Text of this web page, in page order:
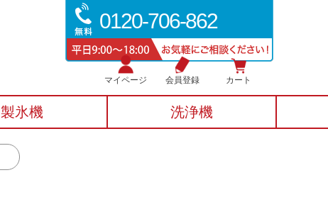
0120-706-862
マイページ 会員登録 カート
製氷機 洗浄機